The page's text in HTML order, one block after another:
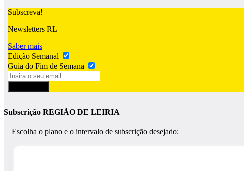
Subscreva!
Newsletters RL
Saber mais
Edição Semanal
Guia do Fim de Semana
Subscrição REGIÃO DE LEIRIA
Escolha o plano e o intervalo de subscrição desejado: